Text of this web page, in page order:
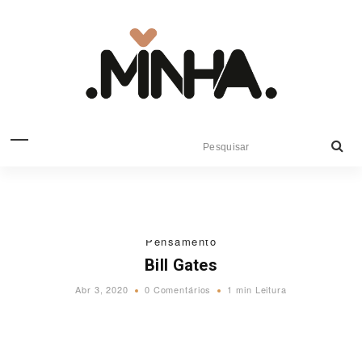
Pensamento
Bill Gates
Abr 3, 2020 0 Comentários 1 min Leitura